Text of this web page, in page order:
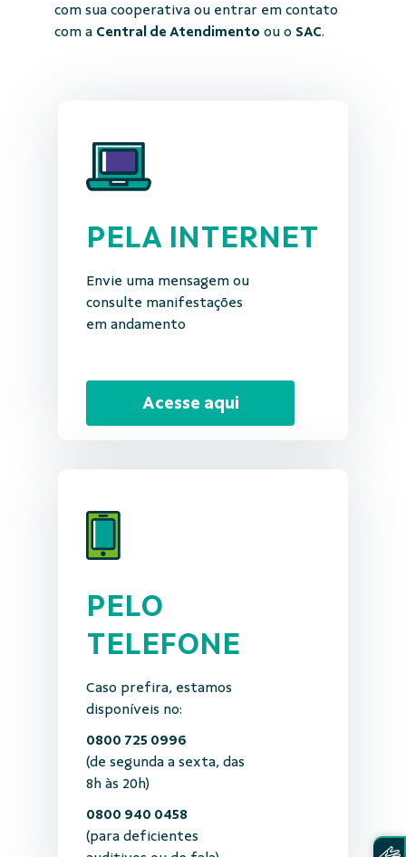
com sua cooperativa ou entrar em contato
com a Central de Atendimento ou o SAC.
PELA INTERNET
Envie uma mensagem ou
consulte manifestações
em andamento
Acesse aqui
PELO
TELEFONE
Caso prefira, estamos
disponíveis no:
0800 725 0996
(de segunda a sexta, das
8h às 20h)
0800 940 0458
(para deficientes